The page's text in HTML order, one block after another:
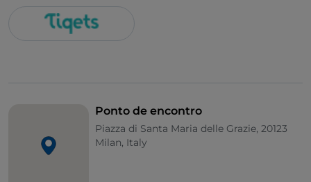
Ponto de encontro
Piazza di Santa Maria delle Grazie, 20123
Milan, Italy